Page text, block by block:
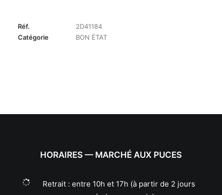
Réf.
2D41184
Catégorie
BON ÉTAT
HORAIRES — MARCHÉ AUX PUCES
Retrait : entre 10h et 17h (à partir de 2 jours